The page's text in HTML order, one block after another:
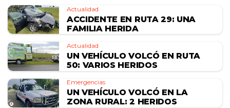
Actualidad
ACCIDENTE EN RUTA 29: UNA
FAMILIA HERIDA
Actualidad
UN VEHÍCULO VOLCÓ EN RUTA
50: VARIOS HERIDOS
Emergencias
UN VEHÍCULO VOLCÓ EN LA
ZONA RURAL: 2 HERIDOS